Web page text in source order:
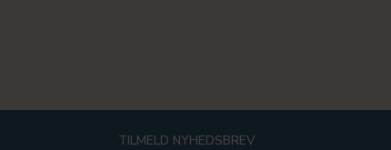
TILMELD NYHEDSBREV